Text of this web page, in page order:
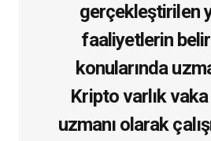
gerçekleştirilen
faaliyetlerin
konularında
Kripto varlık
uzmanı olarak